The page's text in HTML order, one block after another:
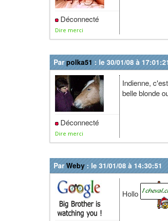
Déconnecté
Dire merci
Parpolka51 : le 30/01/08 à
Déconnecté
Dire merci
Indienne,
belle blonde
ParWeby : le 31/01/08 à 14:30:51
Hollo